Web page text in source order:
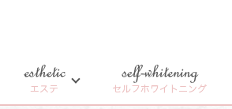
esthetic self-whitening